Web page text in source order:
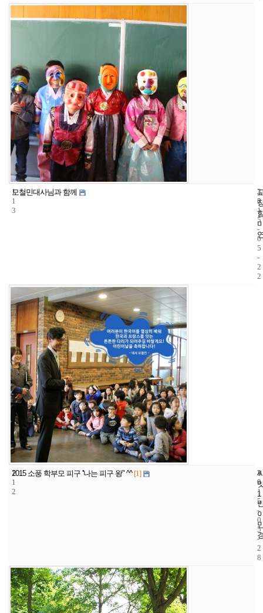
1
1
3
모철민대사님과 함께
3
3
2
0
1
5
-
0
5
-
2
2
1
1
2
2015 소풍 학부모 피구 ''나는 피구 왕" ^^ [1]
1
3
9
2
0
1
5
-
0
5
-
2
8